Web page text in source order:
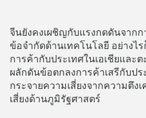
จีนยังคงเผชิญกับแรงกดดันจาก
ข้อจำกัดด้านเทคโนโลยี อย่างไ
การค้ากับประเทศในเอเชียและ
ผลักดันข้อตกลงการค้าเสรีกับป
กระจายความเสี่ยงจากความตึง
เสี่ยงด้านภูมิรัฐศาสตร์